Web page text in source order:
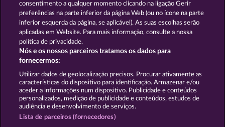
BEAUTIFUL NATURE SIMPLY THE BEST
Declaração de Privacidade Marca
Empresa Perguntas frequentes
consentimento a qualquer momento clicando na ligação Gerir
preferências na parte inferior da página Web (ou no ícone na parte
inferior esquerda da página, se aplicável). As suas escolhas serão
aplicadas em Website. Para mais informação, consulte a nossa
política de privacidade.
Nós e os nossos parceiros tratamos os dados para
fornecermos:
Utilizar dados de geolocalização precisos. Procurar ativamente as
características do dispositivo para identificação. Armazenar e/ou
aceder a informações num dispositivo. Publicidade e conteúdos
personalizados, medição de publicidade e conteúdos, estudos de
audiência e desenvolvimento de serviços.
Lista de parceiros (fornecedores)